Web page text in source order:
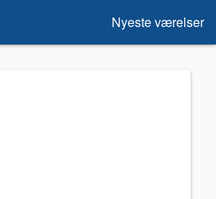
Nyeste værelser